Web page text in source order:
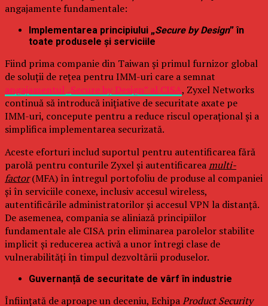
angajamente fundamentale:
Implementarea principiului „Secure by Design” în
toate produsele și serviciile
Fiind prima companie din Taiwan și primul furnizor global
de soluții de rețea pentru IMM-uri care a semnat
angajamentul „Secure by Design” al CISA, Zyxel Networks
continuă să introducă inițiative de securitate axate pe
IMM-uri, concepute pentru a reduce riscul operațional și a
simplifica implementarea securizată.
Aceste eforturi includ suportul pentru autentificarea fără
parolă pentru conturile Zyxel și autentificareamulti-
factor(MFA) în întregul portofoliu de produse al companiei
și în serviciile conexe, inclusiv accesul wireless,
autentificările administratorilor și accesul VPN la distanță.
De asemenea, compania se aliniază principiilor
fundamentale ale CISA prin eliminarea parolelor stabilite
implicit și reducerea activă a unor întregi clase de
vulnerabilități în timpul dezvoltării produselor.
Guvernanță de securitate de vârf în industrie
Înființată de aproape un deceniu, EchipaProduct Security